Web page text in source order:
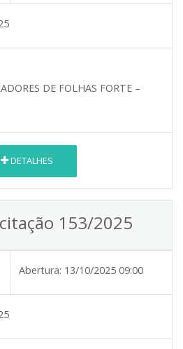
DE FOLHAS FORTE –
DETALHES
153/2025
Abertura: 13/10/2025 09:00